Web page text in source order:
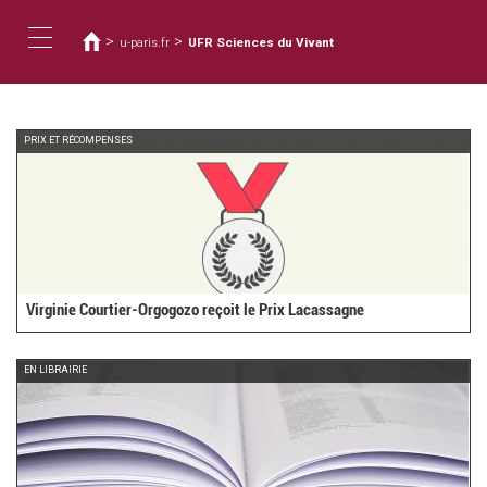
main
navigation
are
here
> u-paris.fr > UFR Sciences du Vivant
PRIX ET RÉCOMPENSES
Virginie Courtier-Orgogozo reçoit le Prix Lacassagne
EN LIBRAIRIE